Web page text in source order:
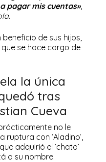
pagar mis cuentas»,
.
de sus hijos,
se hace cargo de
la única
tras
Cueva
no le
con ‘Aladino’,
adquirió el ‘chato’
a su nombre.